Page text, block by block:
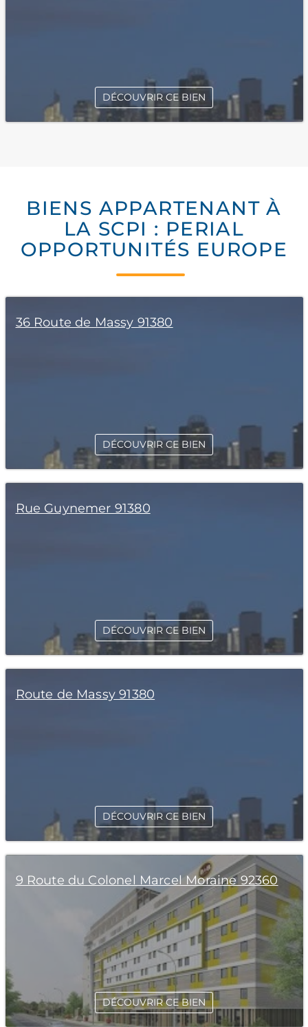
DÉCOUVRIR CE BIEN
BIENS APPARTENANT À
LA SCPI : PERIAL
OPPORTUNITÉS EUROPE
36 Route de Massy 91380
DÉCOUVRIR CE BIEN
Rue Guynemer 91380
DÉCOUVRIR CE BIEN
Route de Massy 91380
DÉCOUVRIR CE BIEN
9 Route du Colonel Marcel Moraine 92360
DÉCOUVRIR CE BIEN